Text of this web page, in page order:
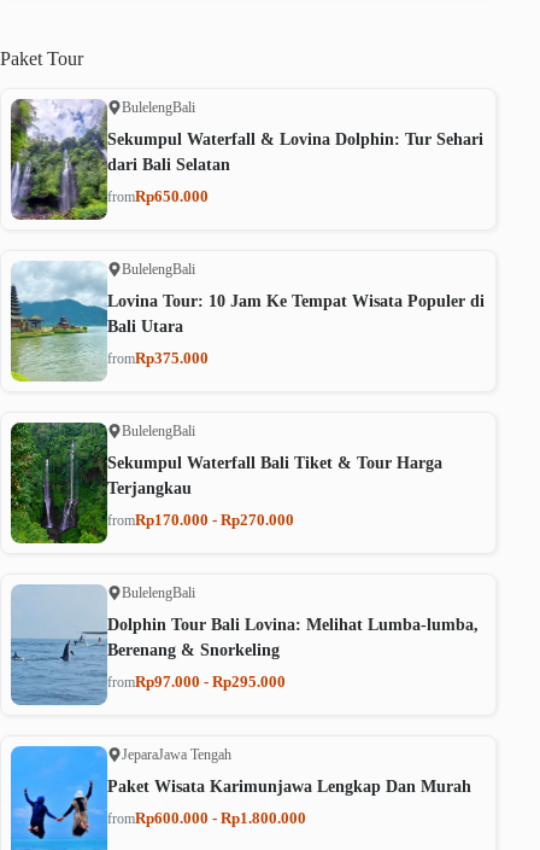
Paket Tour
BulelengBali
Sekumpul Waterfall & Lovina Dolphin: Tur Sehari
dari Bali Selatan
fromRp650.000
BulelengBali
Lovina Tour: 10 Jam Ke Tempat Wisata Populer di
Bali Utara
fromRp375.000
BulelengBali
Sekumpul Waterfall Bali Tiket & Tour Harga
Terjangkau
fromRp170.000 - Rp270.000
BulelengBali
Dolphin Tour Bali Lovina: Melihat Lumba-lumba,
Berenang & Snorkeling
fromRp97.000 - Rp295.000
JeparaJawa Tengah
Paket Wisata Karimunjawa Lengkap Dan Murah
fromRp600.000 - Rp1.800.000